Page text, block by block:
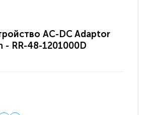
AC-DC Adaptor
- RR-48-1201000D